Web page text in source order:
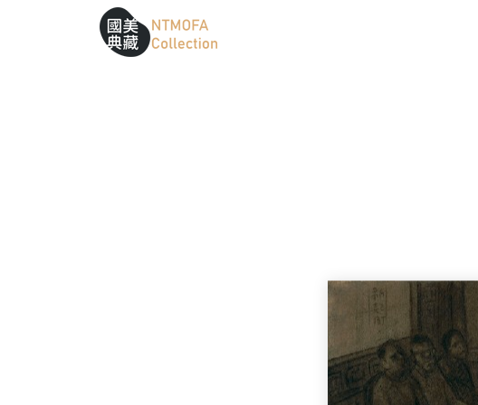
跳到中間主要內容區
網站導覽
:::